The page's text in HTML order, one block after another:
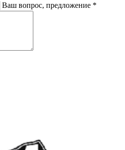
Ваш вопрос, предложение *